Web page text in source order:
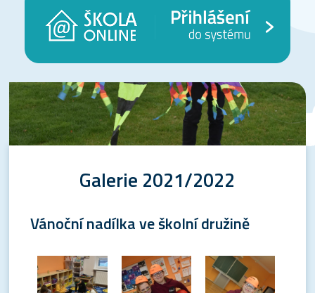
Galerie 2021/2022
Vánoční nadílka ve školní družině